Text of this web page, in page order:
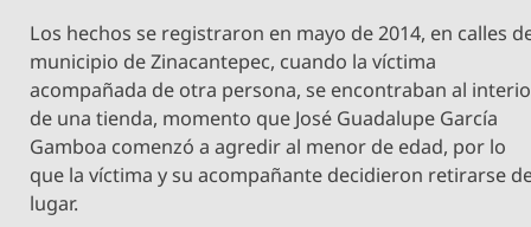
Los hechos se registraron en mayo de 2014, en calles
municipio de Zinacantepec, cuando la víctima
acompañada de otra persona, se encontraban al
de una tienda, momento que José Guadalupe García
Gamboa comenzó a agredir al menor de edad, por lo
que la víctima y su acompañante decidieron retirarse
lugar.